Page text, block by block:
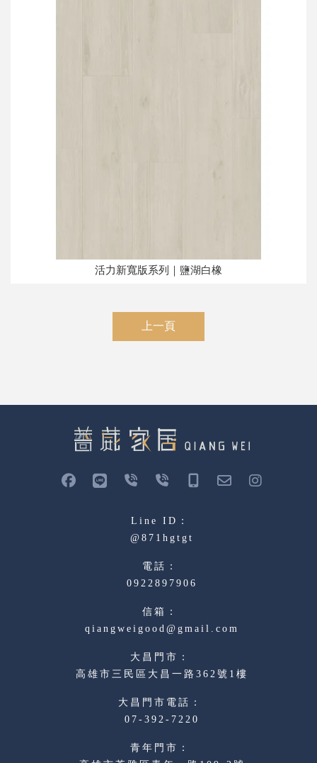
活力新寬版系列｜鹽湖白橡
上一頁
@871hgtgt
0922897906
07-392-7220
qiangweigood@gmail.com
高雄市三民區大昌一路362號1樓